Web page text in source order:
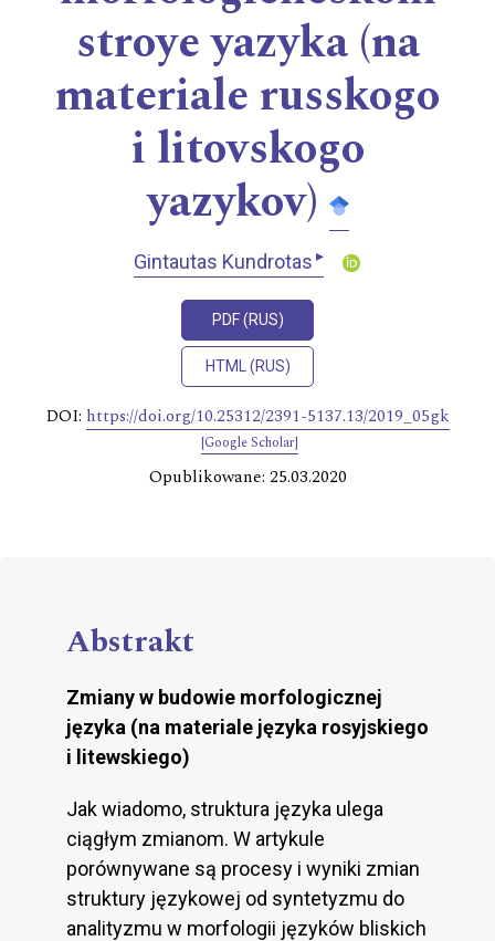
stroye yazyka (na
materiale russkogo
i litovskogo
yazykov)
Gintautas Kundrotas ▸
PDF (RUS)
HTML (RUS)
DOI: https://doi.org/10.25312/2391-5137.13/2019_05gk
[Google Scholar]
Opublikowane: 25.03.2020
Abstrakt
Zmiany w budowie morfologicznej
języka (na materiale języka rosyjskiego
i litewskiego)
Jak wiadomo, struktura języka ulega
ciągłym zmianom. W artykule
porównywane są procesy i wyniki zmian
struktury językowej od syntetyzmu do
analityzmu w morfologii języków bliskich